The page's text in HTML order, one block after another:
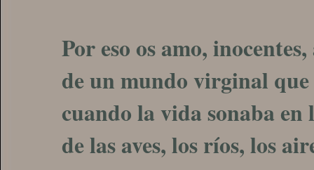
Por eso os amo,
de un mundo virginal
cuando la vida sonaba en
de las aves, los ríos, los